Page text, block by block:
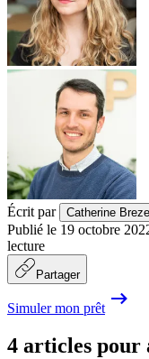
Écrit par Catherine
Publié le 19 octobre
lecture
Partager
Simuler mon prêt
4 articles